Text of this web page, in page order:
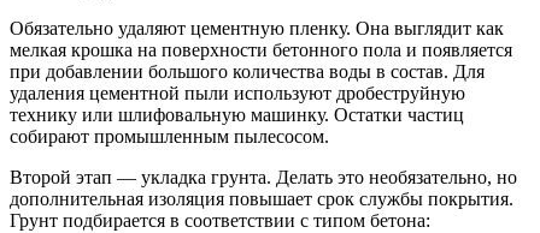
Обязательно удаляют цементную пленку. Она выглядит как
мелкая крошка на поверхности бетонного пола и появляется
при добавлении большого количества воды в состав. Для
удаления цементной пыли используют дробеструйную
технику или шлифовальную машинку. Остатки частиц
собирают промышленным пылесосом.
Второй этап — укладка грунта. Делать это необязательно, но
дополнительная изоляция повышает срок службы покрытия.
Грунт подбирается в соответствии с типом бетона: